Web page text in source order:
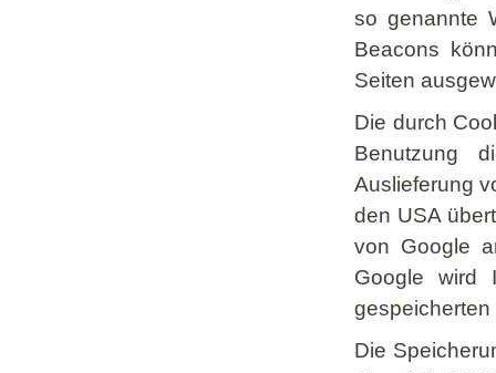
so genannte
Beacons
Seiten
Die durch
Benutzung
Auslieferung
den USA
von Google
Google wird
Die